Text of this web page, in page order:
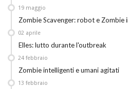
Zombie Scavenger: robot e Zombie
19 maggio
Elles: lutto durante l'outbreak
02 aprile
Zombie intelligenti e umani agitati
24 febbraio
13 febbraio